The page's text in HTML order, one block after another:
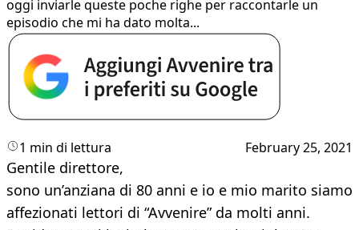
oggi inviarle queste poche righe per raccontarle un
episodio che mi ha dato molta...
1 min di lettura February 25, 2021
Gentile direttore,
sono un’anziana di 80 anni e io e mio marito siamo
affezionati lettori di “Avvenire” da molti anni.